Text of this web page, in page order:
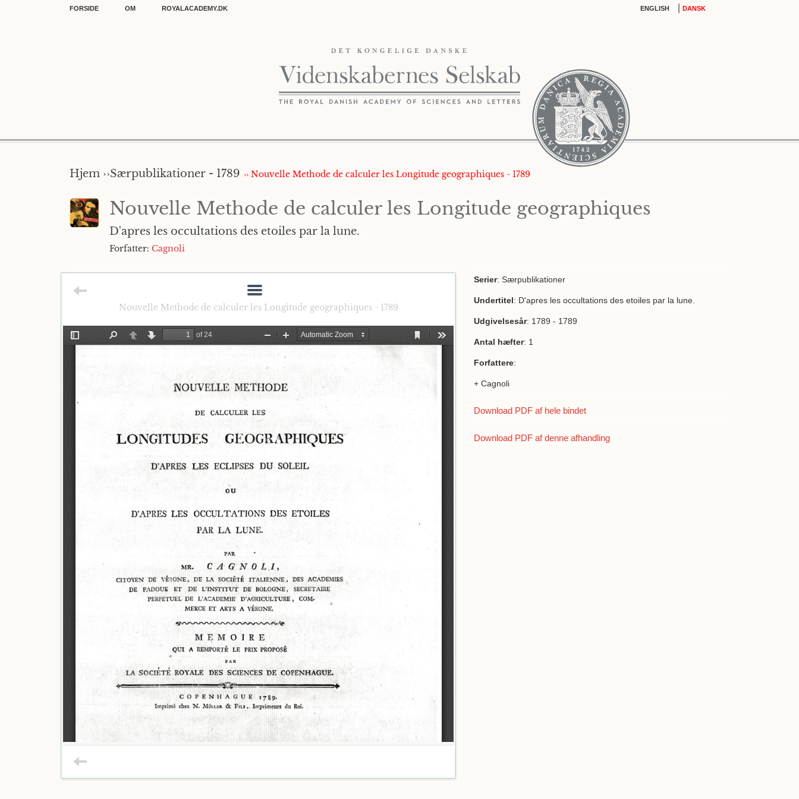
FORSIDE OM ROYALACADEMY.DK ENGLISH DANSK
Hjem ››Særpublikationer - 1789 ›› Nouvelle Methode de calculer les Longitude geographiques - 1789
Nouvelle Methode de calculer les Longitude geographiques
D'apres les occultations des etoiles par la lune.
Forfatter: Cagnoli
Nouvelle Methode de calculer les Longitude geographiques - 1789
Serier: Særpublikationer
Undertitel: D'apres les occultations des etoiles par la lune.
Udgivelsesår: 1789 - 1789
Antal hæfter: 1
Forfattere:
+ Cagnoli
Download PDF af hele bindet
Download PDF af denne afhandling